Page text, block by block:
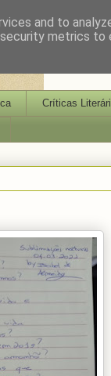
Críticas
and to
metrics